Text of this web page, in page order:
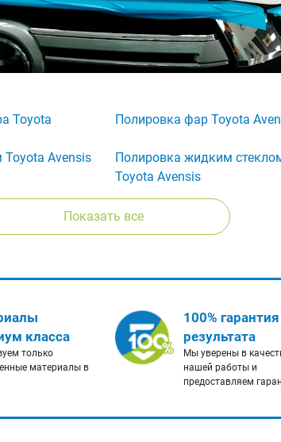
Toyota
Полировка фар Toyota
Avensis
Полировка жидким
Toyota Avensis
Показать все
класса
только
материалы в
100% гарантия
результата
Мы уверены в
нашей работы и
предоставляем